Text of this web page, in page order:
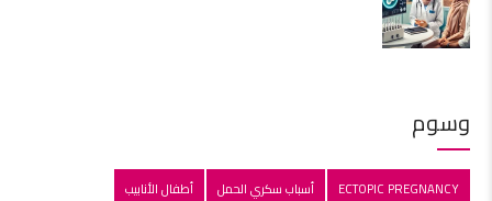
وسوم
ECTOPIC PREGNANCY أسباب سكري الحمل
أطفال الأنابيب